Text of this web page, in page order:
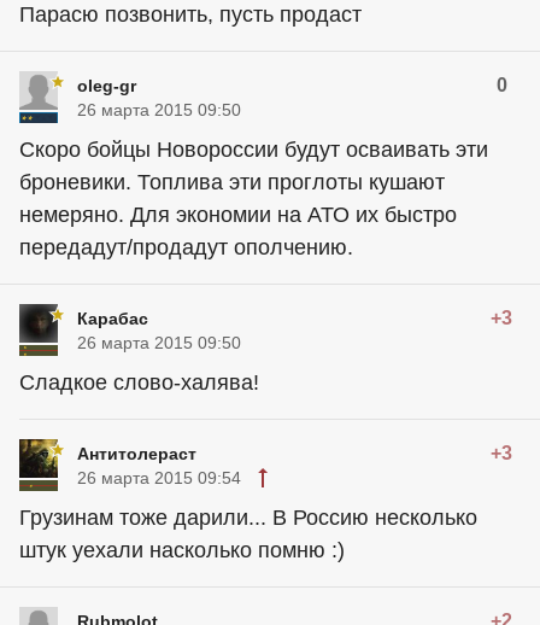
Парасю позвонить, пусть продаст
oleg-gr 0
26 марта 2015 09:50
Скоро бойцы Новороссии будут осваивать эти
броневики. Топлива эти проглоты кушают
немеряно. Для экономии на АТО их быстро
передадут/продадут ополчению.
Карабас +3
26 марта 2015 09:50
Сладкое слово-халява!
Антитолераст +3
26 марта 2015 09:54
Грузинам тоже дарили... В Россию несколько
штук уехали насколько помню :)
Rubmolot +2